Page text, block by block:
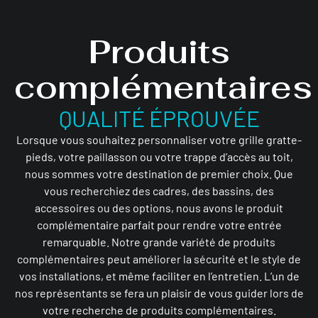
Produits
complémentaires
QUALITÉ ÉPROUVÉE
Lorsque vous souhaitez personnaliser votre grille gratte-
pieds, votre paillasson ou votre trappe d’accès au toit,
nous sommes votre destination de premier choix. Que
vous recherchiez des cadres, des bassins, des
accessoires ou des options, nous avons le produit
complémentaire parfait pour rendre votre entrée
remarquable. Notre grande variété de produits
complémentaires peut améliorer la sécurité et le style de
vos installations, et même faciliter en l’entretien. L’un de
nos représentants se fera un plaisir de vous guider lors de
votre recherche de produits complémentaires.